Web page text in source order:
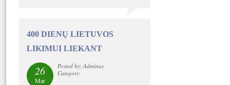
400 DIENŲ LIETUVOS
LIKIMUI LIEKANT
26
Mar
Posted by: Adminas
Category: